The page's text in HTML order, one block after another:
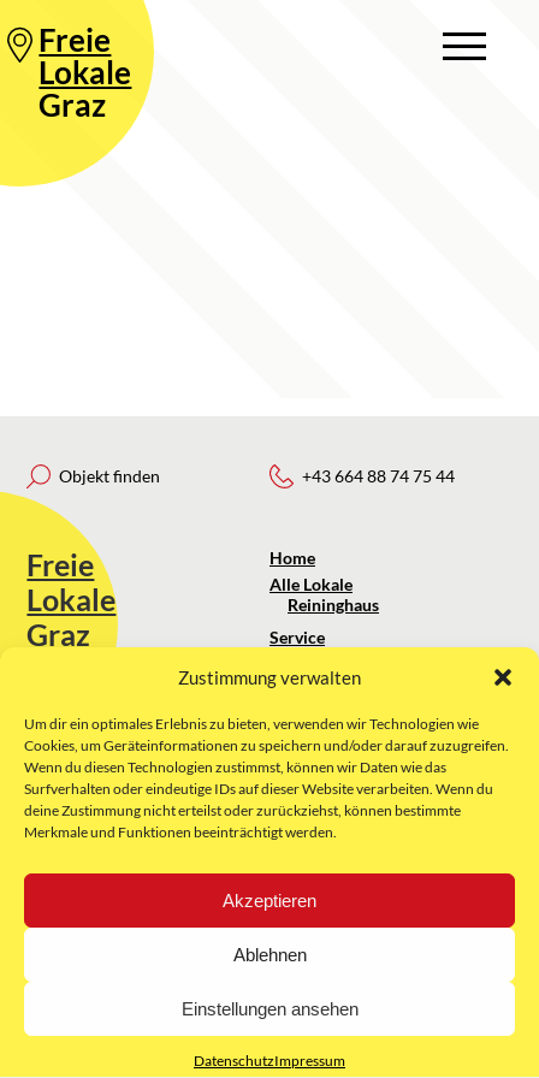
Zustimmung verwalten
Um dir ein optimales Erlebnis zu bieten, verwenden wir Technologien wie
Cookies, um Geräteinformationen zu speichern und/oder darauf zuzugreifen.
Wenn du diesen Technologien zustimmst, können wir Daten wie das
Surfverhalten oder eindeutige IDs auf dieser Website verarbeiten. Wenn du
deine Zustimmung nicht erteilst oder zurückziehst, können bestimmte
Merkmale und Funktionen beeinträchtigt werden.
Akzeptieren
Ablehnen
Einstellungen ansehen
DatenschutzImpressum
Freie
Lokale
Graz
Objekt finden
Freie
Lokale
Graz
Sie erreichen uns unter:
kontakt@freielokale-graz.at
Website by Rubikon Werbeagentur
GmbH
+43 664 88 74 75 44
Home
Alle Lokale
Reininghaus
Service
Über uns
Impressum
AGB
Datenschutz
E-Mail